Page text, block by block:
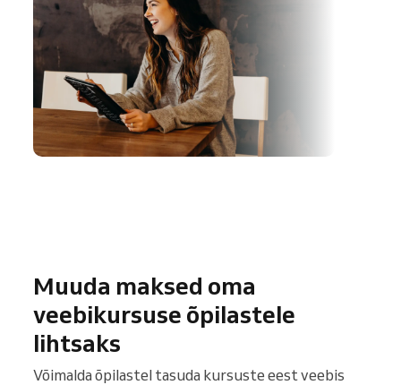
Muuda maksed oma
veebikursuse õpilastele
lihtsaks
Võimalda õpilastel tasuda kursuste eest veebis